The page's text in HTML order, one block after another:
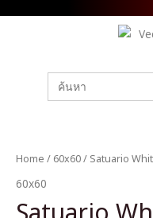
Search
for:
Home / 60x60/ Satuario
60x60